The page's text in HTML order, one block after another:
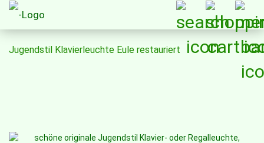
Jugendstil Klavierleuchte Eule restauriert